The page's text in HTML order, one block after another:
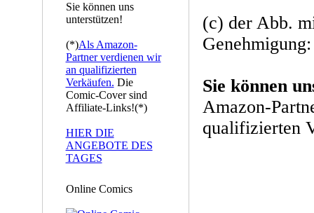
Sie können uns
unterstützen!
(*)Als Amazon-
Partner verdienen wir
an qualifizierten
Verkäufen. Die
Comic-Cover sind
Affiliate-Links!(*)
HIER DIE
ANGEBOTE DES
TAGES
Online Comics
(c) der Abb.
Sie können
Amazon-
qualifizierten